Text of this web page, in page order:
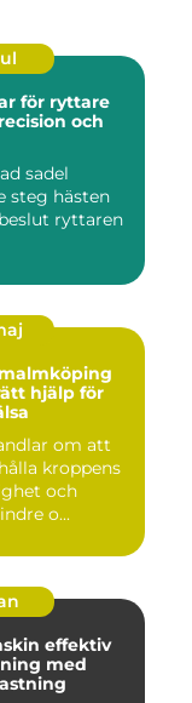
för ryttare
och
sadel
steg hästen
ryttaren
hjälp för
om att
kroppens
och
o...
med